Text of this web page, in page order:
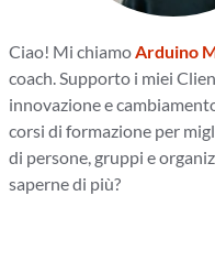
Ciao! Mi chiamo Arduino
coach. Supporto i miei
innovazione e
corsi di formazione per
di persone, gruppi e
saperne di più?